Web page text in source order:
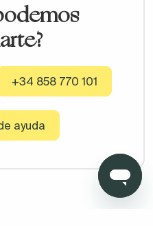
+34 858 770 101
ayuda